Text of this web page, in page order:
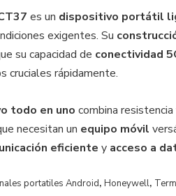
es un dispositivo portátil
exigentes. Su
su capacidad de conectividad
cruciales rápidamente.
todo en uno combina resistencia
necesitan un equipo móvil
eficiente y acceso a
portatiles Android, Honeywell,